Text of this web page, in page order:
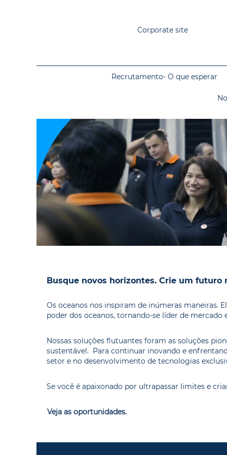
Corporate site
Recrutamento- O que esperar
Busque novos horizontes. Crie um futuro
Os oceanos nos inspiram de inúmeras maneiras.
poder dos oceanos, tornando-se líder de
Nossas soluções flutuantes foram as soluções
sustentável. Para continuar inovando e
setor e no desenvolvimento de tecnologias
Se você é apaixonado por ultrapassar limites e
Veja as oportunidades.